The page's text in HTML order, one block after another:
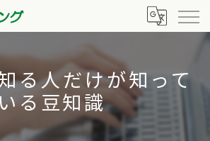
る人だけが知って
る豆知識